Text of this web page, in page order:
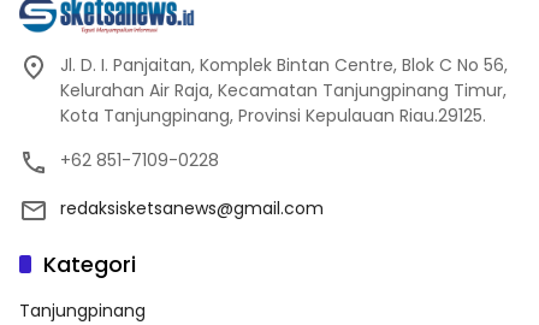
Jl. D. I. Panjaitan, Komplek Bintan Centre, Blok C No 56,
Kelurahan Air Raja, Kecamatan Tanjungpinang Timur,
Kota Tanjungpinang, Provinsi Kepulauan Riau.29125.
+62 851-7109-0228
redaksisketsanews@gmail.com
Kategori
Tanjungpinang